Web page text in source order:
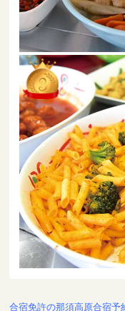
合宿免許の那須高原合宿予